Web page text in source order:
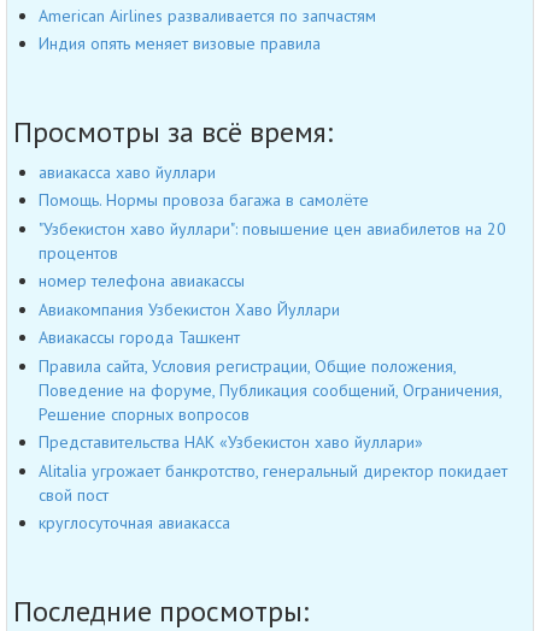
American Airlines разваливается по запчастям
Индия опять меняет визовые правила
Просмотры за всё время:
авиакасса хаво йуллари
Помощь. Нормы провоза багажа в самолёте
"Узбекистон хаво йуллари": повышение цен авиабилетов на 20
процентов
номер телефона авиакассы
Авиакомпания Узбекистон Хаво Йуллари
Авиакассы города Ташкент
Правила сайта, Условия регистрации, Общие положения,
Поведение на форуме, Публикация сообщений, Ограничения,
Решение спорных вопросов
Представительства НАК «Узбекистон хаво йуллари»
Alitalia угрожает банкротство, генеральный директор покидает
свой пост
круглосуточная авиакасса
Последние просмотры: